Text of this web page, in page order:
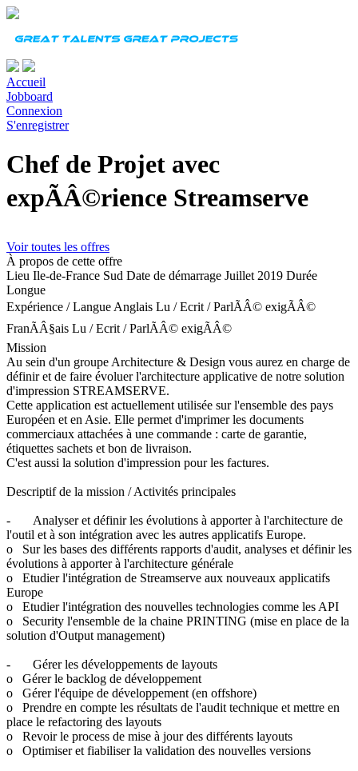
Accueil
Jobboard
Connexion
S'enregistrer
Chef de Projet avec
expÃÂ©rience Streamserve
Voir toutes les offres
À propos de cette offre
Lieu Ile-de-France Sud Date de démarrage Juillet 2019 Durée
Longue
Expérience / Langue Anglais Lu / Ecrit / ParlÃÂ© exigÃÂ©
FranÃÂ§ais Lu / Ecrit / ParlÃÂ© exigÃÂ©
Mission
Au sein d'un groupe Architecture & Design vous aurez en charge de
définir et de faire évoluer l'architecture applicative de notre solution
d'impression STREAMSERVE.
Cette application est actuellement utilisée sur l'ensemble des pays
Européen et en Asie. Elle permet d'imprimer les documents
commerciaux attachées à une commande : carte de garantie,
étiquettes sachets et bon de livraison.
C'est aussi la solution d'impression pour les factures.
Descriptif de la mission / Activités principales
- Analyser et définir les évolutions à apporter à l'architecture de
l'outil et à son intégration avec les autres applicatifs Europe.
o Sur les bases des différents rapports d'audit, analyses et définir les
évolutions à apporter à l'architecture générale
o Etudier l'intégration de Streamserve aux nouveaux applicatifs
Europe
o Etudier l'intégration des nouvelles technologies comme les API
o Security l'ensemble de la chaine PRINTING (mise en place de la
solution d'Output management)
- Gérer les développements de layouts
o Gérer le backlog de développement
o Gérer l'équipe de développement (en offshore)
o Prendre en compte les résultats de l'audit technique et mettre en
place le refactoring des layouts
o Revoir le process de mise à jour des différents layouts
o Optimiser et fiabiliser la validation des nouvelles versions